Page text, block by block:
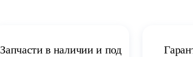
Запчасти в наличии и под